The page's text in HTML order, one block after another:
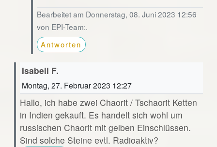
Bearbeitet am Donnerstag, 08. Juni 2023 12:56
von EPI-Team:.
Antworten
Isabell F.
Montag, 27. Februar 2023 12:27
Hallo, ich habe zwei Chaorit / Tschaorit Ketten
in Indien gekauft. Es handelt sich wohl um
russischen Chaorit mit gelben Einschlüssen.
Sind solche Steine evtl. Radioaktiv?